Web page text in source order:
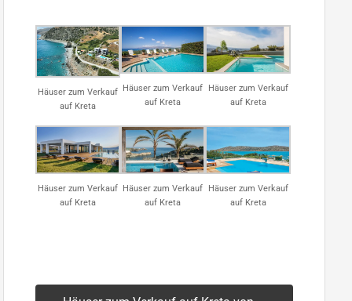
Häuser zum Verkauf
auf Kreta
Häuser zum Verkauf
auf Kreta
Häuser zum Verkauf
auf Kreta
Häuser zum Verkauf
auf Kreta
Häuser zum Verkauf
auf Kreta
Häuser zum Verkauf
auf Kreta